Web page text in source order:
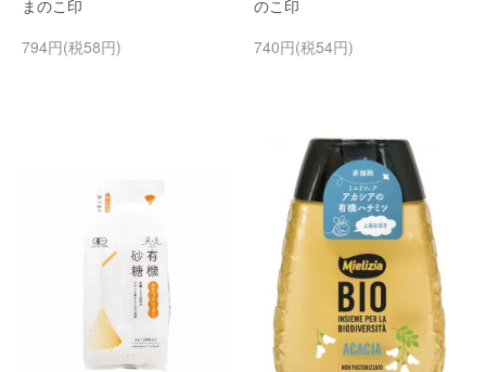
まのこ印
794円(税58円)
のこ印
740円(税54円)